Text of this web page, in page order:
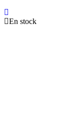
En stock